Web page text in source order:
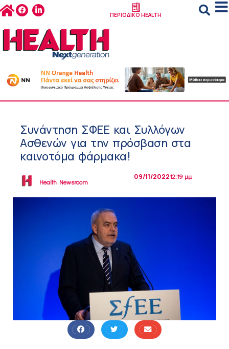
ΠΕΡΙΟΔΙΚΟ HEALTH
Συνάντηση ΣΦΕΕ και Συλλόγων
Ασθενών για την πρόσβαση στα
καινοτόμα φάρμακα!
Health Newsroom
09/11/202212:19 μμ